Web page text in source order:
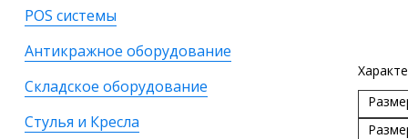
POS системы
Антикражное оборудование
Складское оборудование
Стулья и Кресла